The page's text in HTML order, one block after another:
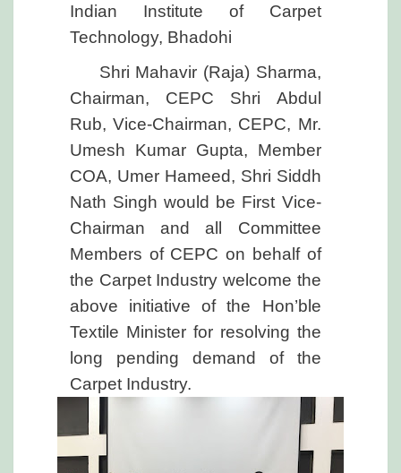
Indian Institute of Carpet
Technology, Bhadohi
Shri Mahavir (Raja) Sharma,
Chairman, CEPC Shri Abdul
Rub, Vice-Chairman, CEPC, Mr.
Umesh Kumar Gupta, Member
COA, Umer Hameed, Shri Siddh
Nath Singh would be First Vice-
Chairman and all Committee
Members of CEPC on behalf of
the Carpet Industry welcome the
above initiative of the Hon’ble
Textile Minister for resolving the
long pending demand of the
Carpet Industry.